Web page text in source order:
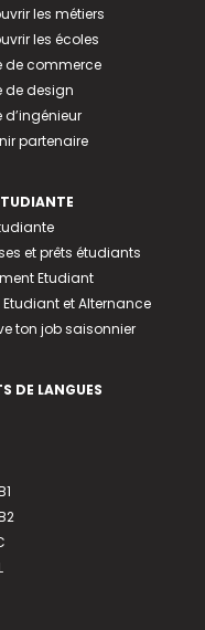
les métiers
les écoles
de commerce
de design
d’ingénieur
partenaire
et prêts étudiants
Etudiant
Etudiant et Alternance
ton job saisonnier
DE LANGUES